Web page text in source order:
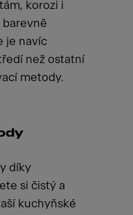
korozi i
barevně
je navíc
než ostatní
metody.
díky
si čistý a
kuchyňské